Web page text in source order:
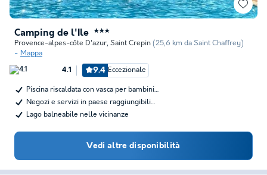
Camping de l'Ile ★★★
Provence-alpes-côte D'azur, Saint Crepin (25,6 km da Saint Chaffrey)
Mappa
4.1 9.4 Eccezionale
Piscina riscaldata con vasca per bambini…
Negozi e servizi in paese raggiungibili…
Lago balneabile nelle vicinanze
Vedi altre disponibilità